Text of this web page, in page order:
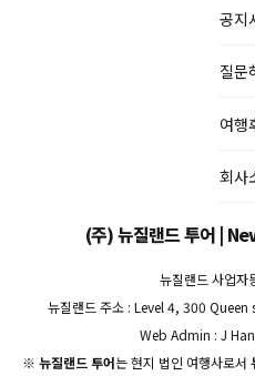
공지
질문
여행
회사
(주) 뉴질랜드 투어 |
뉴질랜드 사업
뉴질랜드 주소 : Level 4, 300
Web Admin : J
※ 뉴질랜드 투어는 현지 법인 여행사로서